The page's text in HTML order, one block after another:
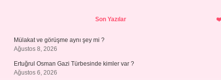
Son Yazılar
Mülakat ve görüşme aynı şey mi ?
Ağustos 8, 2026
Ertuğrul Osman Gazi Türbesinde kimler var ?
Ağustos 6, 2026